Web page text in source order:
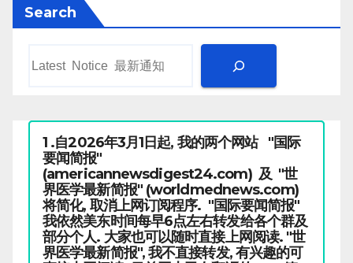
Search
1 .自2026年3月1日起, 我的两个网站 "国际
要闻简报"
(americannewsdigest24.com) 及 "世
界医学最新简报" (worldmednews.com)
将简化, 取消上网订阅程序. "国际要闻简报"
我依然美东时间每早6点左右转发给各个群及
部分个人. 大家也可以随时直接上网阅读. "世
界医学最新简报", 我不直接转发, 有兴趣的可